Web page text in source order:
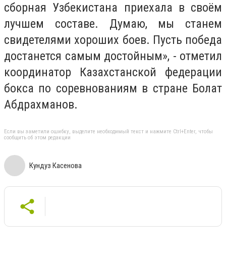
сборная Узбекистана приехала в своём
лучшем составе. Думаю, мы станем
свидетелями хороших боев. Пусть победа
достанется самым достойным», - отметил
координатор Казахстанской федерации
бокса по соревнованиям в стране Болат
Абдрахманов.
Если вы заметили ошибку, выделите необходимый текст и нажмите Ctrl+Enter, чтобы
сообщить об этом редакции
Кундуз Касенова